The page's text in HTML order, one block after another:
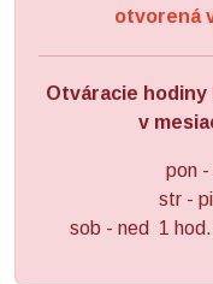
otvorená
Otváracie
v
pon
str -
sob - ned 1